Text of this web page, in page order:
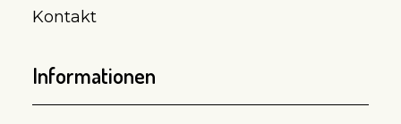
Kontakt
Informationen